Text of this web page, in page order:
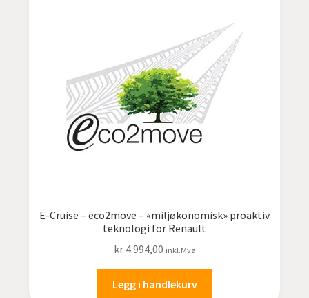
E-Cruise – eco2move – «miljøkonomisk» proaktiv
teknologi for Renault
kr4.994,00 inkl.Mva
Legg i handlekurv